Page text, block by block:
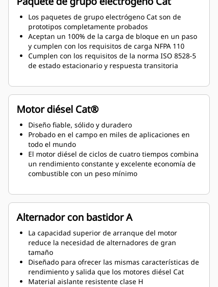
Los paquetes de grupo electrógeno Cat son de
prototipos completamente probados
Aceptan un 100% de la carga de bloque en un paso
y cumplen con los requisitos de carga NFPA 110
Cumplen con los requisitos de la norma ISO 8528-5
de estado estacionario y respuesta transitoria
Motor diésel Cat®
Diseño fiable, sólido y duradero
Probado en el campo en miles de aplicaciones en
todo el mundo
El motor diésel de ciclos de cuatro tiempos combina
un rendimiento constante y excelente economía de
combustible con un peso mínimo
Alternador con bastidor A
La capacidad superior de arranque del motor
reduce la necesidad de alternadores de gran
tamaño
Diseñado para ofrecer las mismas características de
rendimiento y salida que los motores diésel Cat
Material aislante resistente clase H